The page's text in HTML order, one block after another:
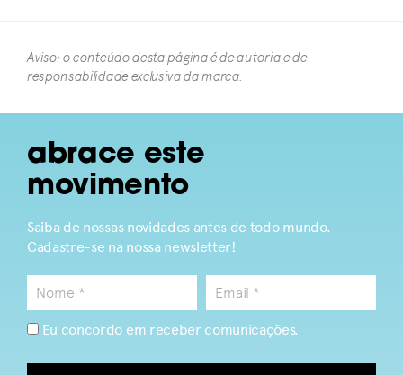
Aviso: o conteúdo desta página é de autoria e de
responsabilidade exclusiva da marca.​
abrace este
movimento
Saiba de nossas novidades antes de todo mundo.
Cadastre-se na nossa newsletter!
Eu concordo em receber comunicações.